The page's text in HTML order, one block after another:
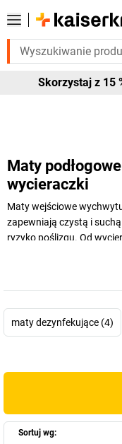
Wybrane
Skorzystaj z 15
Maty
wycieraczki
Maty wejściowe
zapewniają czystą i
ryzyko poślizgu. Od
maty dezynfekujące (4)
Sortuj wg: